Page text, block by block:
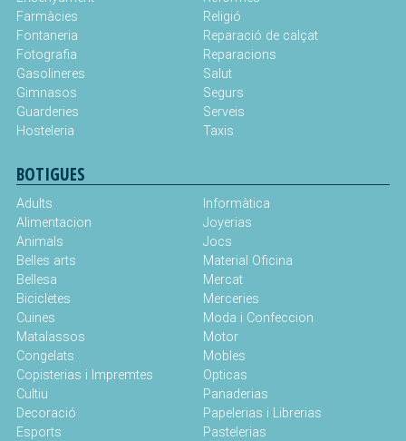
Farmàcies
Fontaneria
Fotografia
Gasolineres
Gimnasos
Guarderies
Hosteleria
Religió
Reparació de calçat
Reparacions
Salut
Segurs
Serveis
Taxis
BOTIGUES
Adults
Alimentacion
Animals
Belles arts
Bellesa
Bicicletes
Cuines
Matalassos
Congelats
Copisterias i Impremtes
Cultiu
Decoració
Esports
Informàtica
Joyerias
Jocs
Material Oficina
Mercat
Merceries
Moda i Confeccion
Motor
Mobles
Opticas
Panaderias
Papelerias i Librerias
Pastelerias